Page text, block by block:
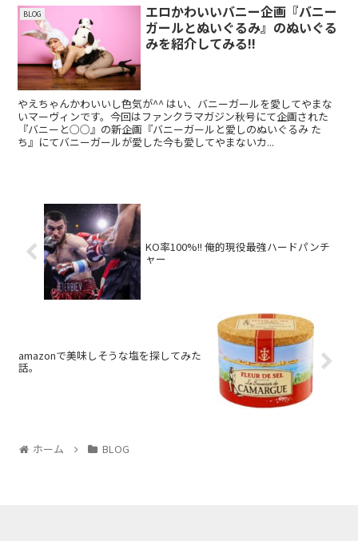
BLOG
エロかわいいバニー企画『バニー
ガールとぬいぐるみ』のぬいぐる
みを紹介してみる!!
やえちゃんかわいいし色気が^^ はい、バニーガールを愛してやまな
いマーヴィンです。今回はファンクラマガジン秋号にて企画された
『バニーと○○』の新企画『バニーガールと愛しのぬいぐるみ た
ち』にてバニーガールが愛した今も愛してやまないカ...
KO率100%!! 俺的現役最強ハードパンチ
ャー
amazonで美味しそうな塩を探してみた
話。
ホーム BLOG